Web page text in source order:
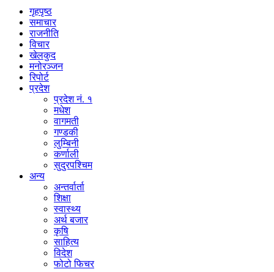
गृहपृष्ठ
समाचार
राजनीति
विचार
खेलकुद
मनोरञ्जन
रिपोर्ट
प्रदेश
प्रदेश नं. १
मधेश
वागमती
गण्डकी
लुम्बिनी
कर्णाली
सुदुरपश्चिम
अन्य
अन्तर्वार्ता
शिक्षा
स्वास्थ्य
अर्थ बजार
कृषि
साहित्य
विदेश
फोटो फिचर